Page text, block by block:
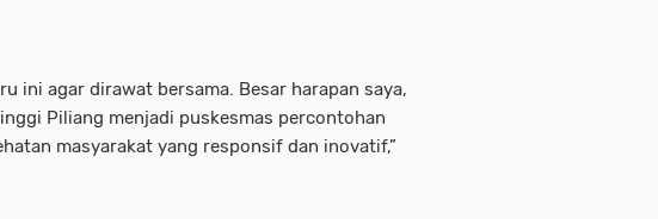
ini agar dirawat bersama. Besar harapan saya,
Piliang menjadi puskesmas percontohan
masyarakat yang responsif dan inovatif,”